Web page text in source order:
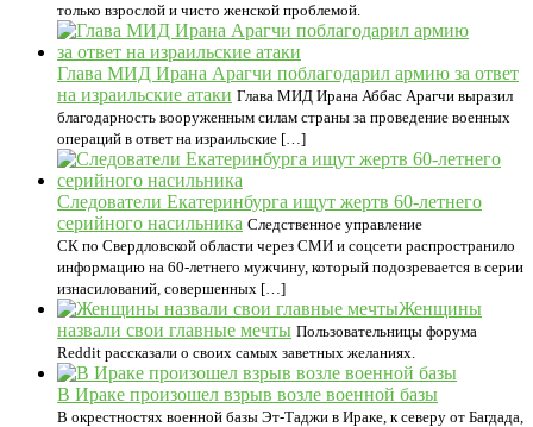
только взрослой и чисто женской проблемой.
Глава МИД Ирана Арагчи поблагодарил армию за ответ
на израильские атаки Глава МИД Ирана Аббас Арагчи выразил
благодарность вооруженным силам страны за проведение военных
операций в ответ на израильские […]
Следователи Екатеринбурга ищут жертв 60-летнего
серийного насильника Следственное управление
СК по Свердловской области через СМИ и соцсети распространило
информацию на 60-летнего мужчину, который подозревается в серии
изнасилований, совершенных […]
Женщины
назвали свои главные мечты Пользовательницы форума
Reddit рассказали о своих самых заветных желаниях.
В Ираке произошел взрыв возле военной базы
В окрестностях военной базы Эт-Таджи в Ираке, к северу от Багдада,